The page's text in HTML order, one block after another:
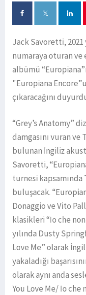
Jack Savoretti,
numaraya oturan
albümü
"Europiana
çıkaracağını
“Grey’s Anatomy”
damgasını vuran
bulunan İngiliz
Savoretti,
turnesi kapsamında
buluşacak.
Donaggio ve Vito
klasikleri “Io che non
yılında Dusty
Love Me” olarak
yakaladığı
olarak aynı anda
You Love Me/ Io che